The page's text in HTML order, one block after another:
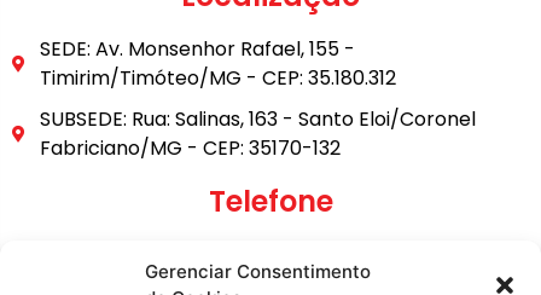
Gerenciar Consentimento
SEDE: Av. Monsenhor Rafael, 155 -
Timirim/Timóteo/MG - CEP: 35.180.312
SUBSEDE: Rua: Salinas, 163 - Santo Eloi/Coronel
Fabriciano/MG - CEP: 35170-132
Telefone